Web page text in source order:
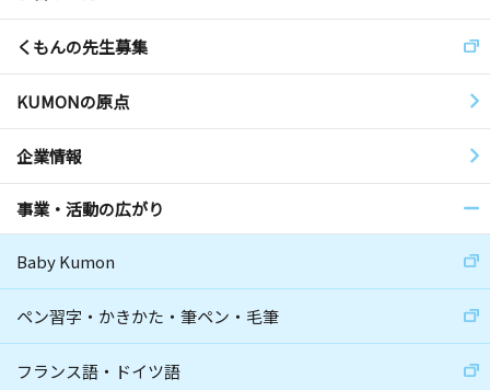
くもんの先生募集
KUMONの原点
企業情報
事業・活動の広がり
Baby Kumon
ペン習字・かきかた・筆ペン・毛筆
フランス語・ドイツ語